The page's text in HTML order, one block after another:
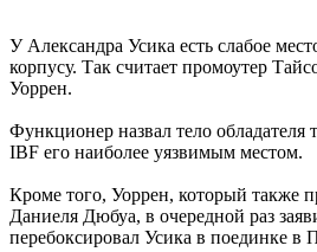
У Александра Усика есть слабое
корпусу. Так считает промоутер
Уоррен.
Функционер назвал тело
IBF его наиболее уязвимым местом.
Кроме того, Уоррен, который также
Даниеля Дюбуа, в очередной раз
перебоксировал Усика в поединке в